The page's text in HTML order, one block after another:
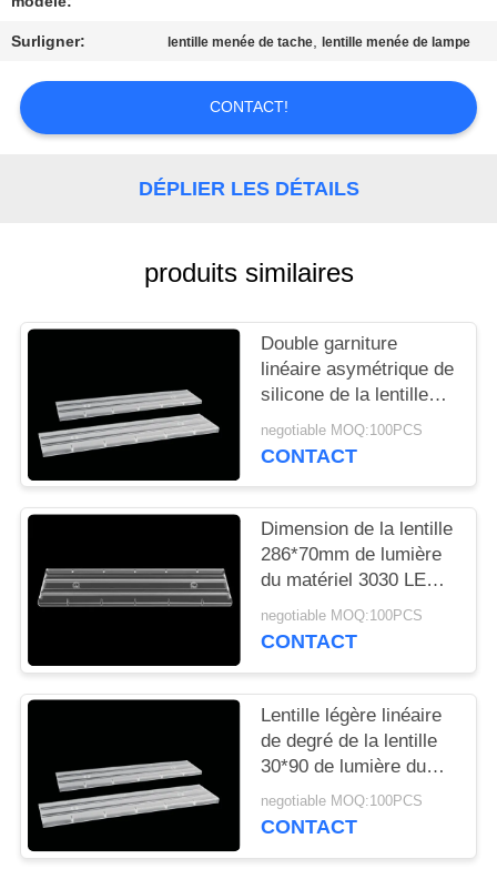
QUALITÉ
NOUS
AFFAIRES
DEMANDEZ
UN
DEVIS
DU
POLITIQUE
MATIÈRE
DE
PROTECTION
Surligner: lentille menée de tache, lentille menée de lampe
CONTACT!
DÉPLIER LES DÉTAILS
produits similaires
Double garniture
linéaire asymétrique de
silicone de la lentille
SMD 3030 de LED
avec le degré 30*90
negotiable MOQ:100PCS
CONTACT
Dimension de la lentille
286*70mm de lumière
du matériel 3030 LED
de PC pour l'éclairage
d'intérieur
negotiable MOQ:100PCS
CONTACT
Lentille légère linéaire
de degré de la lentille
30*90 de lumière du
CREE XTE/XPG LED
avec le panneau de
negotiable MOQ:100PCS
CONTACT